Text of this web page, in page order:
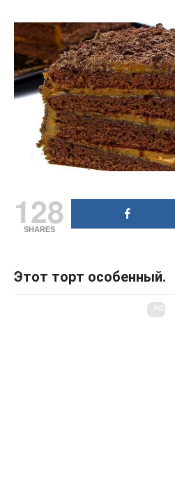
128
SHARES
Этот торт особенный.
Ad